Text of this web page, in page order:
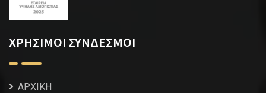
ΧΡΗΣΙΜΟΙ ΣΥΝΔΕΣΜΟΙ
ΑΡΧΙΚΗ